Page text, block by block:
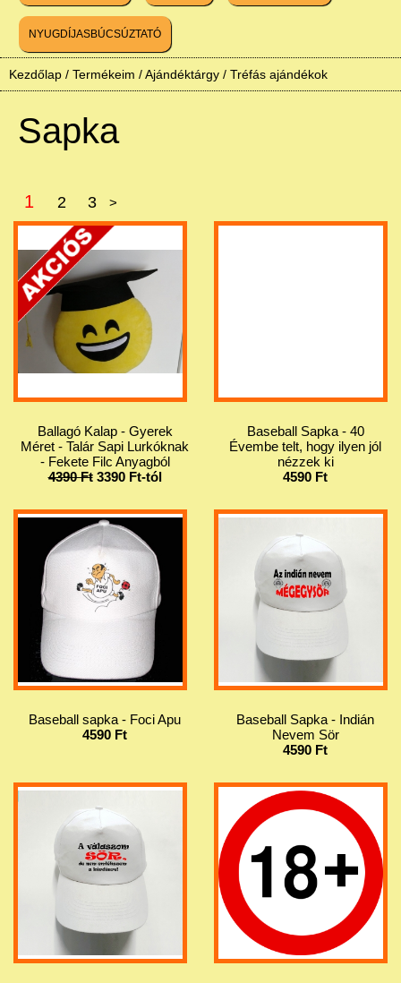
NYUGDÍJASBÚCSÚZTATÓ
Kezdőlap / Termékeim /Ajándéktárgy / Tréfás ajándékok
Sapka
1 2 3 >
Ballagó Kalap - Gyerek
Méret - Talár Sapi Lurkóknak
- Fekete Filc Anyagból
4390 Ft3390 Ft-tól
Baseball Sapka - 40
Évembe telt, hogy ilyen jól
nézzek ki
4590 Ft
Baseball sapka - Foci Apu
4590 Ft
Baseball Sapka - Indián
Nevem Sör
4590 Ft